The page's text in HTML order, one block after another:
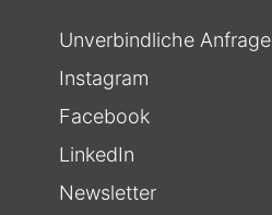
Unverbindliche Anfrage
Instagram
Facebook
LinkedIn
Newsletter